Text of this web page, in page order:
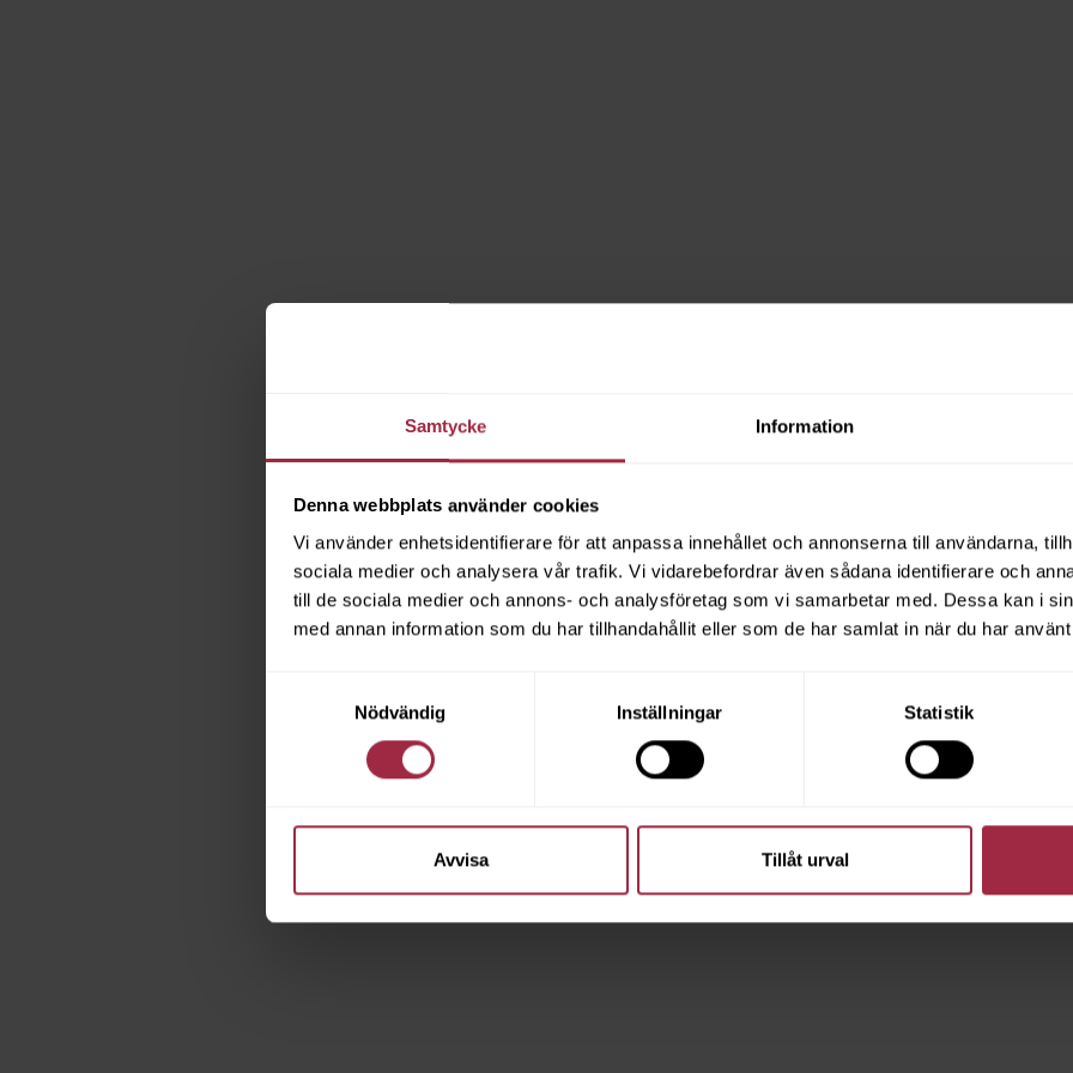
Samtycke Information
Denna webbplats använder cookies
Vi använder enhetsidentifierare för att anpassa innehållet och annonserna till användarna,
sociala medier och analysera vår trafik. Vi vidarebefordrar även sådana identifierare och
till de sociala medier och annons- och analysföretag som vi samarbetar med. Dessa kan i
med annan information som du har tillhandahållit eller som de har samlat in när du har
Nödvändig
Inställningar Statistik
Avvisa Tillåt urval